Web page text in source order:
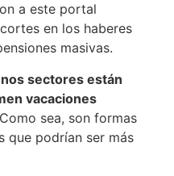
a este portal
en los haberes
masivas.
sectores están
vacaciones
sea, son formas
que podrían ser más